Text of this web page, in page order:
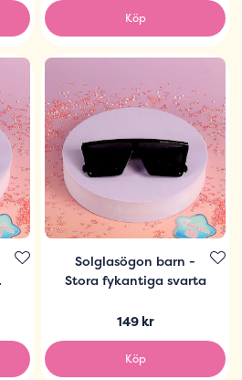
Köp
Solglasögon barn -
Stora fykantiga svarta
149 kr
Köp